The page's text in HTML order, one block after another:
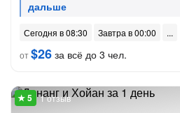
Сегодня в 08:30
Завтра в 00:00
от$26 за всё до 3 чел.
1 отзыв